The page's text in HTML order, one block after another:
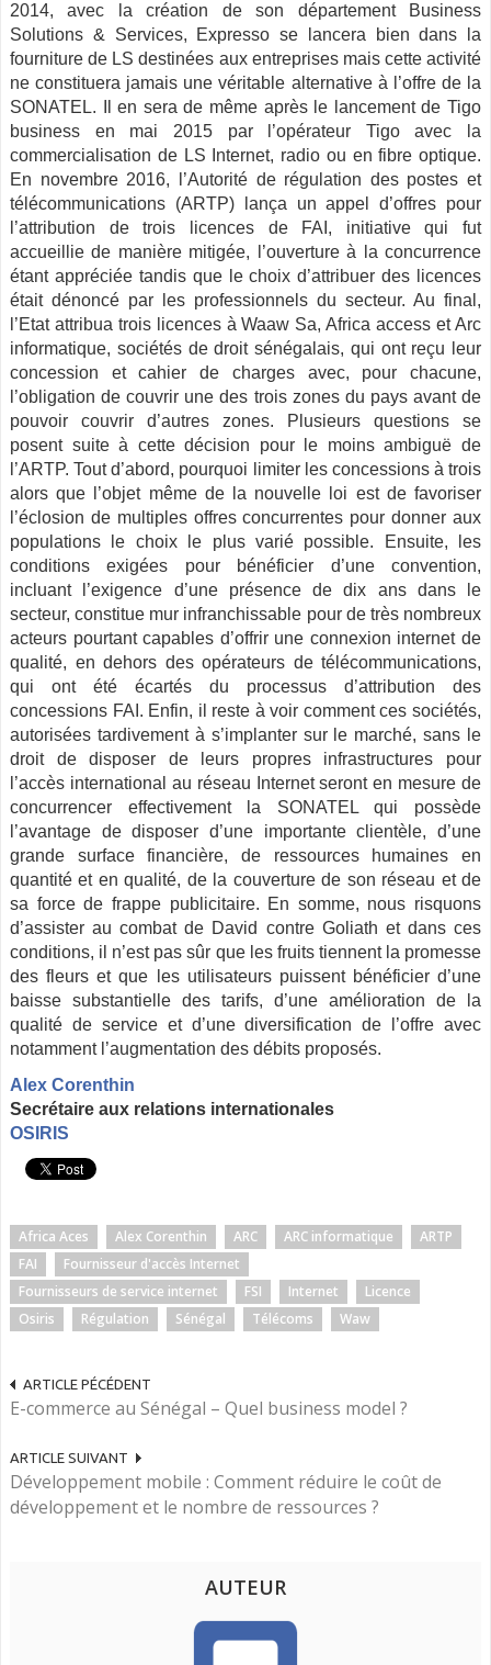
2014, avec la création de son département Business
Solutions & Services, Expresso se lancera bien dans la
fourniture de LS destinées aux entreprises mais cette activité
ne constituera jamais une véritable alternative à l’offre de la
SONATEL. Il en sera de même après le lancement de Tigo
business en mai 2015 par l’opérateur Tigo avec la
commercialisation de LS Internet, radio ou en fibre optique.
En novembre 2016, l’Autorité de régulation des postes et
télécommunications (ARTP) lança un appel d’offres pour
l’attribution de trois licences de FAI, initiative qui fut
accueillie de manière mitigée, l’ouverture à la concurrence
étant appréciée tandis que le choix d’attribuer des licences
était dénoncé par les professionnels du secteur. Au final,
l’Etat attribua trois licences à Waaw Sa, Africa access et Arc
informatique, sociétés de droit sénégalais, qui ont reçu leur
concession et cahier de charges avec, pour chacune,
l’obligation de couvrir une des trois zones du pays avant de
pouvoir couvrir d’autres zones. Plusieurs questions se
posent suite à cette décision pour le moins ambiguë de
l’ARTP. Tout d’abord, pourquoi limiter les concessions à trois
alors que l’objet même de la nouvelle loi est de favoriser
l’éclosion de multiples offres concurrentes pour donner aux
populations le choix le plus varié possible. Ensuite, les
conditions exigées pour bénéficier d’une convention,
incluant l’exigence d’une présence de dix ans dans le
secteur, constitue mur infranchissable pour de très nombreux
acteurs pourtant capables d’offrir une connexion internet de
qualité, en dehors des opérateurs de télécommunications,
qui ont été écartés du processus d’attribution des
concessions FAI. Enfin, il reste à voir comment ces sociétés,
autorisées tardivement à s’implanter sur le marché, sans le
droit de disposer de leurs propres infrastructures pour
l’accès international au réseau Internet seront en mesure de
concurrencer effectivement la SONATEL qui possède
l’avantage de disposer d’une importante clientèle, d’une
grande surface financière, de ressources humaines en
quantité et en qualité, de la couverture de son réseau et de
sa force de frappe publicitaire. En somme, nous risquons
d’assister au combat de David contre Goliath et dans ces
conditions, il n’est pas sûr que les fruits tiennent la promesse
des fleurs et que les utilisateurs puissent bénéficier d’une
baisse substantielle des tarifs, d’une amélioration de la
qualité de service et d’une diversification de l’offre avec
notamment l’augmentation des débits proposés.
Alex Corenthin
Secrétaire aux relations internationales
OSIRIS
Africa Aces Alex Corenthin ARC ARC informatique
ARTP
FAI
Fournisseur d'accès Internet
Fournisseurs de service internet
FSI Internet
Licence
Osiris
Régulation Sénégal Télécoms Waw
ARTICLE PÉCÉDENT
E-commerce au Sénégal – Quel business model ?
ARTICLE SUIVANT
Développement mobile : Comment réduire le coût de
développement et le nombre de ressources ?
AUTEUR